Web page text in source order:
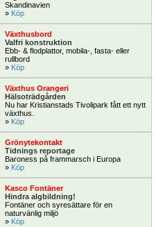
Blomsterkyl öppen eller inklädd med
dörrar
Se till att blommorna håller längre
Extra!
Mobil spruta pan 300, 300liter 170bar
Skandinavien
» Köp
Växthusbord
Valfri konstruktion
Ebb- & flodplattor, mobila-, fasta- eller
rullbord
» Köp
Växthus Orangeri
Hälsoträdgården
Nu har Kristianstads Tivolipark fått ett nytt
växthus.
» Köp
Grönytekontakt
Tidnings reportage
Baroness på frammarsch i Europa
» Köp
Kasco Fontäner
Hindra algbildning!
Fontäner och syresättare för en
naturvänlig miljö
» Köp